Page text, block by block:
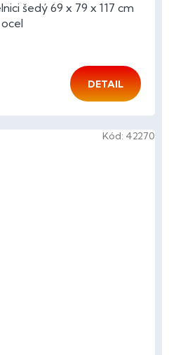
šedý 69 x 79 x 117 cm
ocel
DETAIL
Kód: 42270